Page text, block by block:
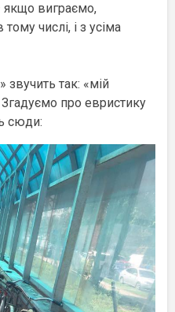
якщо виграємо,
числі, і з усіма
звучить так: «мій
про евристику
сюди: